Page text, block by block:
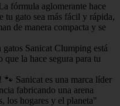
fórmula aglomerante hace
tu gato sea más fácil y rápida,
de manera compacta y se
Sanicat Clumping está
que la hace segura para tu
Sanicat es una marca líder
fabricando una arena
los hogares y el planeta"